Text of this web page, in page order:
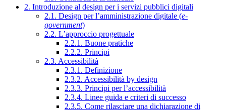
2. Introduzione al design per i servizi pubblici digitali
2.1. Design per l’amministrazione digitale (e-
government)
2.2. L’approccio progettuale
2.2.1. Buone pratiche
2.2.2. Principi
2.3. Accessibilità
2.3.1. Definizione
2.3.2. Accessibilità by design
2.3.3. Principi per l’accessibilità
2.3.4. Linee guida e criteri di successo
2.3.5. Come rilasciare una dichiarazione di